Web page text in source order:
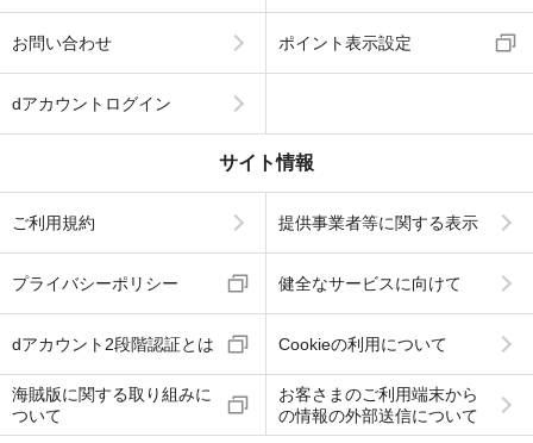
お問い合わせ ポイント表示設定
dアカウントログイン
サイト情報
ご利用規約 提供事業者等に関する表示
プライバシーポリシー 健全なサービスに向けて
dアカウント2段階認証とは Cookieの利用について
海賊版に関する取り組みに
ついて
お客さまのご利用端末から
の情報の外部送信について